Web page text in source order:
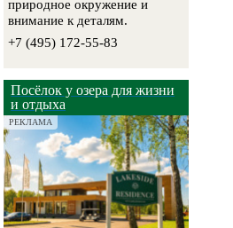
природное окружение и
внимание к деталям.
+7 (495) 172-55-83
Посёлок у озера для жизни
и отдыха
РЕКЛАМА